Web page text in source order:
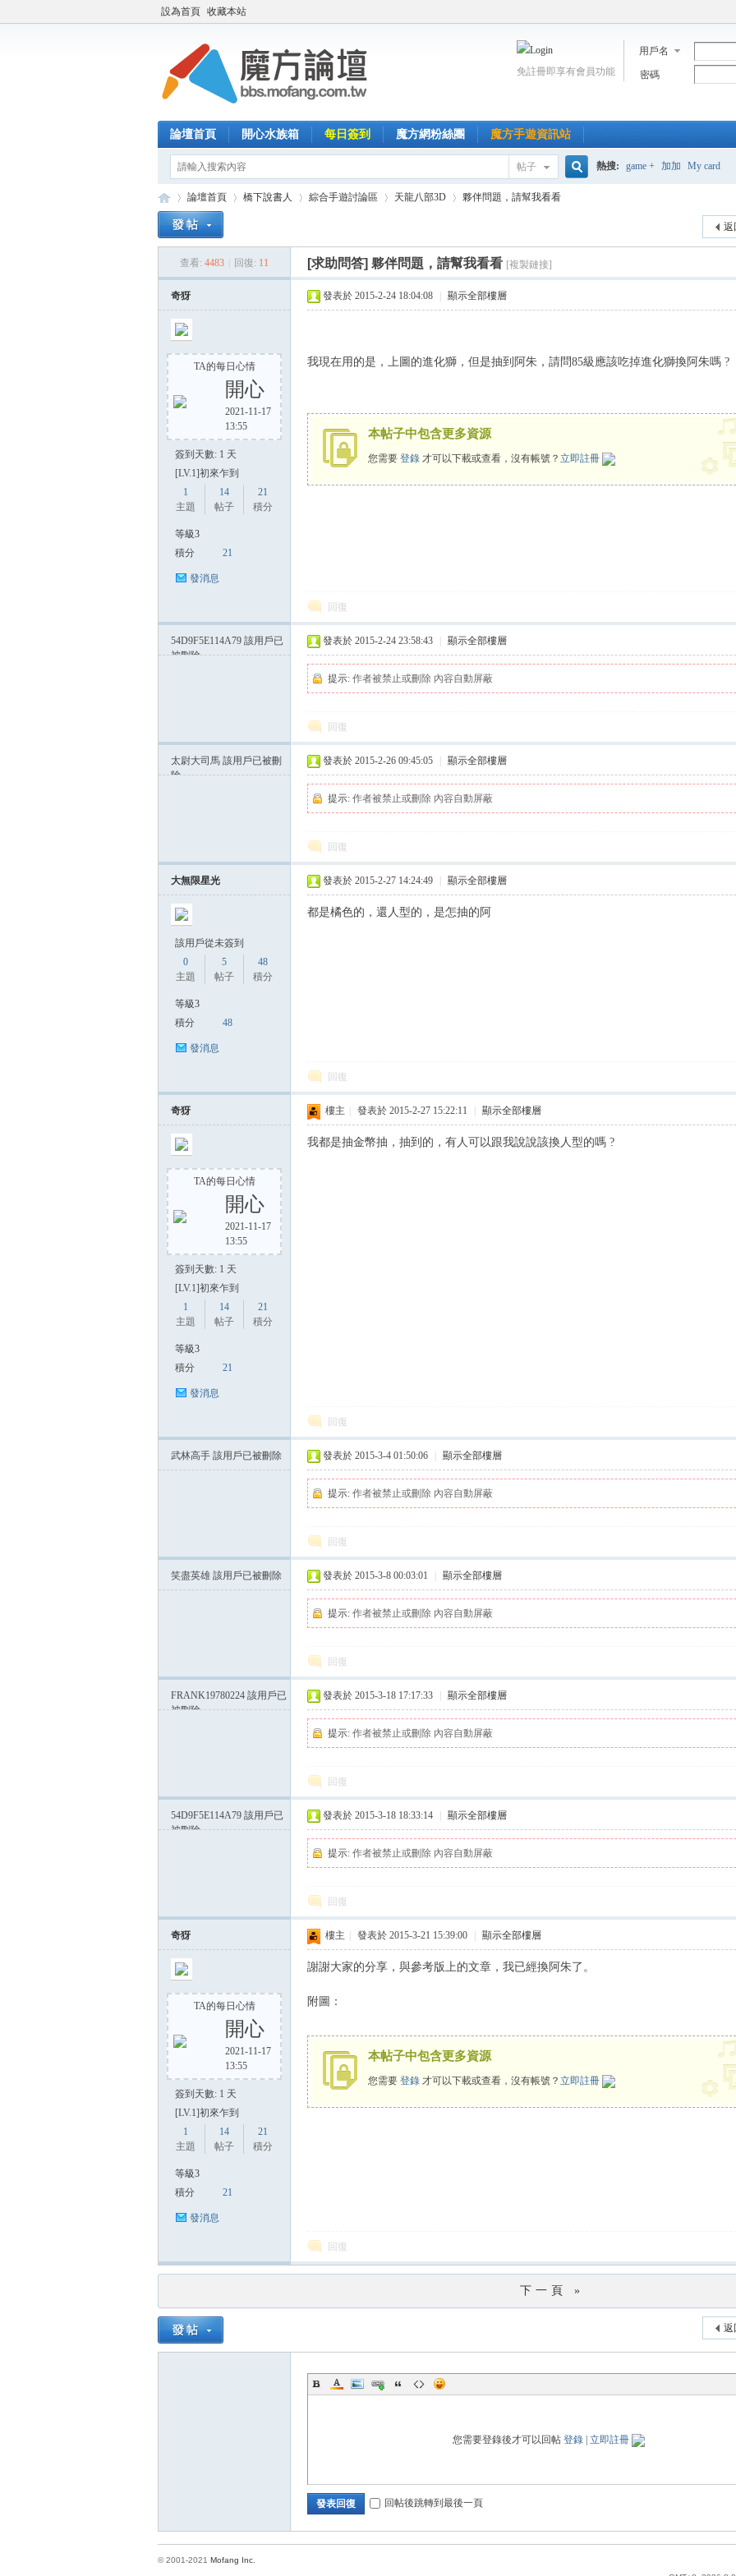
設為首頁 收藏本站
用戶名
密碼
免註冊即享有會員功能
論壇首頁 開心水族箱 每日簽到 魔方網粉絲團 魔方手遊資訊站
帖子 熱搜: game + 加加 My card
方
論壇首頁 橋下說書人 綜合手遊討論區
›
天龍八部3D
›
夥伴問題，請幫我看看
返
查看: 4483 回復: 11 [求助問答] 夥伴問題，請幫我看看 [複製鏈接]
奇犽
TA的每日心情
開心
2021-11-17
13:55
簽到天數: 1 天
[LV.1]初來乍到
1
主題
14
帖子
21
積分
等級3
積分
21
發消息
發表於 2015-2-24 18:04:08 顯示全部樓層
我現在用的是，上圖的進化獅，但是抽到阿朱，請問85級應該吃掉進化獅換阿朱嗎 ?
本帖子中包含更多資源
您需要 登錄 才可以下載或查看，沒有帳號？ 立即註冊
回復
54D9F5E114A79 該用戶已
被刪除
發表於 2015-2-24 23:58:43 顯示全部樓層
提示: 作者被禁止或刪除 內容自動屏蔽
回復
太尉大司馬 該用戶已被刪
除
發表於 2015-2-26 09:45:05 顯示全部樓層
提示: 作者被禁止或刪除 內容自動屏蔽
回復
大無限星光
該用戶從未簽到
0
主題
5
帖子
48
積分
等級3
積分
48
發消息
發表於 2015-2-27 14:24:49 顯示全部樓層
都是橘色的，還人型的，是怎抽的阿
回復
奇犽
TA的每日心情
開心
2021-11-17
13:55
簽到天數: 1 天
[LV.1]初來乍到
1
主題
14
帖子
21
積分
等級3
積分
21
發消息
樓主 發表於 2015-2-27 15:22:11 顯示全部樓層
我都是抽金幣抽，抽到的，有人可以跟我說說該換人型的嗎 ?
回復
武林高手 該用戶已被刪除 發表於 2015-3-4 01:50:06 顯示全部樓層
提示: 作者被禁止或刪除 內容自動屏蔽
回復
笑盡英雄 該用戶已被刪除 發表於 2015-3-8 00:03:01 顯示全部樓層
提示: 作者被禁止或刪除 內容自動屏蔽
回復
FRANK19780224 該用戶已
被刪除
發表於 2015-3-18 17:17:33 顯示全部樓層
提示: 作者被禁止或刪除 內容自動屏蔽
回復
54D9F5E114A79 該用戶已
被刪除
發表於 2015-3-18 18:33:14 顯示全部樓層
提示: 作者被禁止或刪除 內容自動屏蔽
回復
奇犽
TA的每日心情
開心
2021-11-17
13:55
簽到天數: 1 天
[LV.1]初來乍到
1
主題
14
帖子
21
積分
等級3
積分
21
發消息
樓主 發表於 2015-3-21 15:39:00 顯示全部樓層
謝謝大家的分享，與參考版上的文章，我已經換阿朱了。
附圖：
本帖子中包含更多資源
您需要 登錄 才可以下載或查看，沒有帳號？ 立即註冊
回復
下一頁 »
返
您需要登錄後才可以回帖 登錄| 立即註冊
發表回復 回帖後跳轉到最後一頁
© 2001-2021 Mofang Inc.